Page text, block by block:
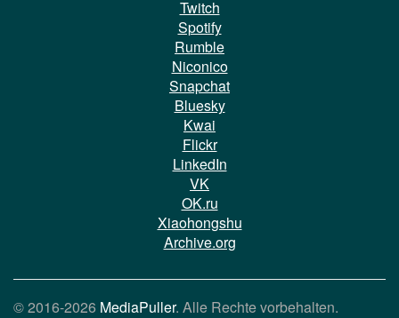
Twitch
Spotify
Rumble
Niconico
Snapchat
Bluesky
Kwai
Flickr
LinkedIn
VK
OK.ru
Xiaohongshu
Archive.org
© 2016-2026 MediaPuller. Alle Rechte vorbehalten.